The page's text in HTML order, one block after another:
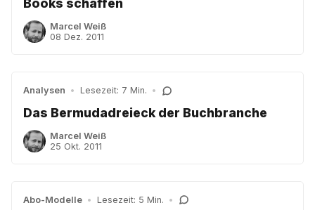
Books schaffen
Marcel Weiß
08 Dez. 2011
Analysen • Lesezeit: 7 Min. •
Das Bermudadreieck der Buchbranche
Marcel Weiß
25 Okt. 2011
Abo-Modelle • Lesezeit: 5 Min. •